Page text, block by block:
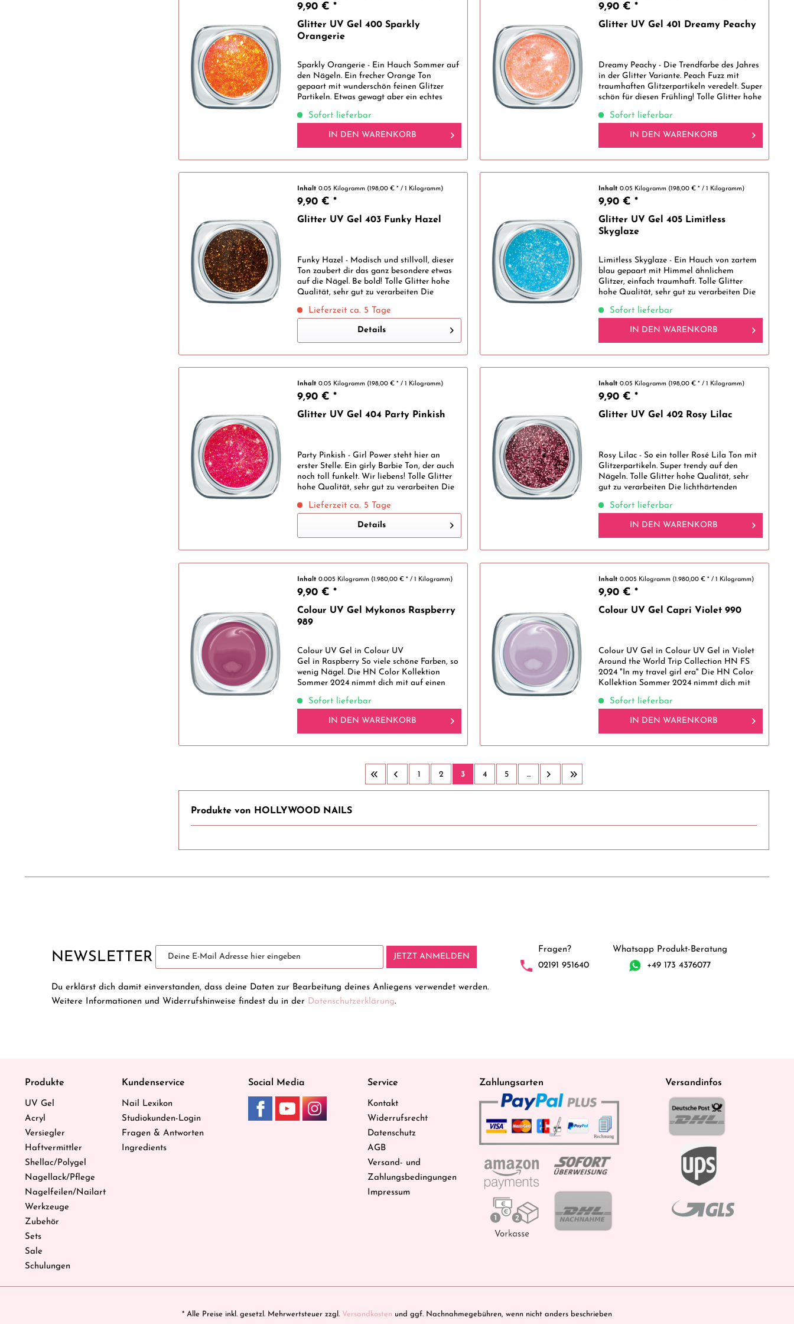
9,90 € *
Glitter UV Gel 400 Sparkly
Orangerie
Sparkly Orangerie - Ein Hauch Sommer auf
den Nägeln. Ein frecher Orange Ton
gepaart mit wunderschön feinen Glitzer
Partikeln. Etwas gewagt aber ein echtes
Glitter hohe Qualität, sehr gut zu...
Sofort lieferbar
IN DEN WARENKORB
9,90 € *
Glitter UV Gel 401 Dreamy Peachy
Dreamy Peachy - Die Trendfarbe des Jahres
in der Glitter Variante. Peach Fuzz mit
traumhaften Glitzerpartikeln veredelt. Super
schön für diesen Frühling! Tolle Glitter hohe
lichthärtenden Glitter UV...
Sofort lieferbar
IN DEN WARENKORB
Inhalt0.05 Kilogramm (198,00 € * / 1 Kilogramm)
9,90 € *
Glitter UV Gel 403 Funky Hazel
Funky Hazel - Modisch und stillvoll, dieser
Ton zaubert dir das ganz besondere etwas
auf die Nägel. Be bold! Tolle Glitter hohe
Qualität, sehr gut zu verarbeiten Die
nicht nur mit der glamourösen...
Lieferzeit ca. 5 Tage
Details
Inhalt0.05 Kilogramm (198,00 € * / 1 Kilogramm)
9,90 € *
Glitter UV Gel 405 Limitless
Skyglaze
Limitless Skyglaze - Ein Hauch von zartem
blau gepaart mit Himmel ähnlichem
Glitzer, einfach traumhaft. Tolle Glitter
hohe Qualität, sehr gut zu verarbeiten Die
nicht nur mit der glamourösen...
Sofort lieferbar
IN DEN WARENKORB
Inhalt0.05 Kilogramm (198,00 € * / 1 Kilogramm)
9,90 € *
Glitter UV Gel 404 Party Pinkish
Party Pinkish - Girl Power steht hier an
erster Stelle. Ein girly Barbie Ton, der auch
noch toll funkelt. Wir liebens! Tolle Glitter
hohe Qualität, sehr gut zu verarbeiten Die
nicht nur mit der...
Lieferzeit ca. 5 Tage
Details
Inhalt0.05 Kilogramm (198,00 € * / 1 Kilogramm)
9,90 € *
Glitter UV Gel 402 Rosy Lilac
Rosy Lilac - So ein toller Rosé Lila Ton mit
Glitzerpartikeln. Super trendy auf den
Nägeln. Tolle Glitter hohe Qualität, sehr
gut zu verarbeiten Die lichthärtenden
der glamourösen Optik, sondern...
Sofort lieferbar
IN DEN WARENKORB
Inhalt0.005 Kilogramm (1.980,00 € * / 1 Kilogramm)
9,90 € *
Colour UV Gel Mykonos Raspberry
989
Colour UV Gel in Colour UV
Gel in Raspberry So viele schöne Farben, so
wenig Nägel. Die HN Color Kollektion
Sommer 2024 nimmt dich mit auf einen
wundervollen Orten rund um den Globus
tauchst du ein...
Sofort lieferbar
IN DEN WARENKORB
Inhalt0.005 Kilogramm (1.980,00 € * / 1 Kilogramm)
9,90 € *
Colour UV Gel Capri Violet 990
Colour UV Gel in Colour UV Gel in Violet
Around the World Trip Collection HN FS
2024 "In my travel girl era" Die HN Color
Kollektion Sommer 2024 nimmt dich mit
von wundervollen Orten rund um...
Sofort lieferbar
IN DEN WARENKORB
1 2 3 4 5 ...
Produkte von HOLLYWOOD NAILS
NEWSLETTER JETZT ANMELDEN
Du erklärst dich damit einverstanden, dass deine Daten zur Bearbeitung deines Anliegens verwendet werden.
Weitere Informationen und Widerrufshinweise findest du in der Datenschutzerklärung.
Fragen?
02191 951640
Whatsapp Produkt-Beratung
+49 173 4376077
Produkte
UV Gel
Acryl
Versiegler
Haftvermittler
Shellac/Polygel
Nagellack/Pflege
Nagelfeilen/Nailart
Werkzeuge
Zubehör
Sets
Sale
Schulungen
Kundenservice
Nail Lexikon
Studiokunden-Login
Fragen & Antworten
Ingredients
Social Media Service
Kontakt
Widerrufsrecht
Datenschutz
AGB
Versand- und
Zahlungsbedingungen
Impressum
Zahlungsarten Versandinfos
* Alle Preise inkl. gesetzl. Mehrwertsteuer zzgl. Versandkosten und ggf. Nachnahmegebühren, wenn nicht anders beschrieben